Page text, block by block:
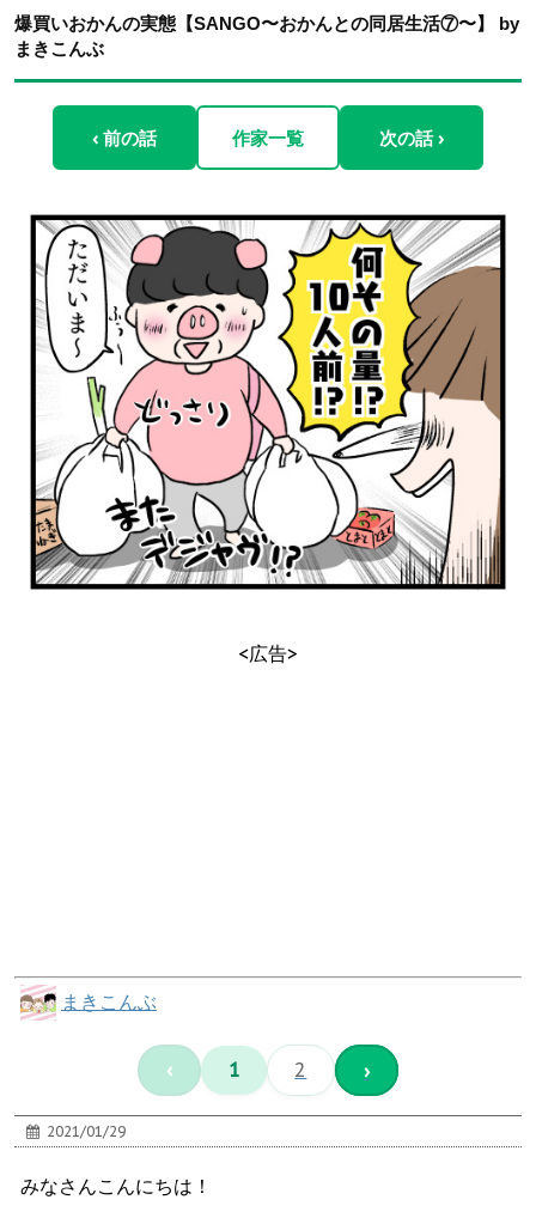
爆買いおかんの実態【SANGO〜おかんとの同居生活⑦〜】 by
まきこんぶ
‹ 前の話 作家一覧 次の話 ›
<広告>
まきこんぶ
‹ 1 2 ›
2021/01/29
みなさんこんにちは！